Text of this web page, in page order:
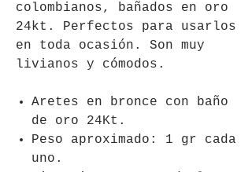
colombianos, bañados en oro
24kt. Perfectos para usarlos
en toda ocasión. Son muy
livianos y cómodos.
Aretes en bronce con baño
de oro 24Kt.
Peso aproximado: 1 gr cada
uno.